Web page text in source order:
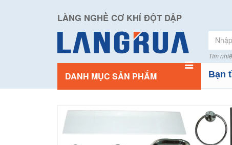
LÀNG NGHỀ CƠ KHÍ ĐỘT DẬP
Tìm
DANH MỤC SẢN PHẨM Bạn